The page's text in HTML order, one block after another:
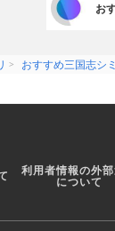
お
おすすめ三国志シ
利用者情報の外
について